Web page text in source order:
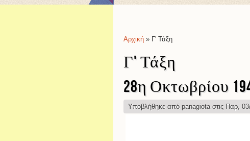
Είστε εδώ
Αρχική » Γ' Τάξη
Γ' Τάξη
28η Οκτωβρίου
Υποβλήθηκε από panagiotaστις Παρ,